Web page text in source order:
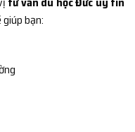
giúp bạn: